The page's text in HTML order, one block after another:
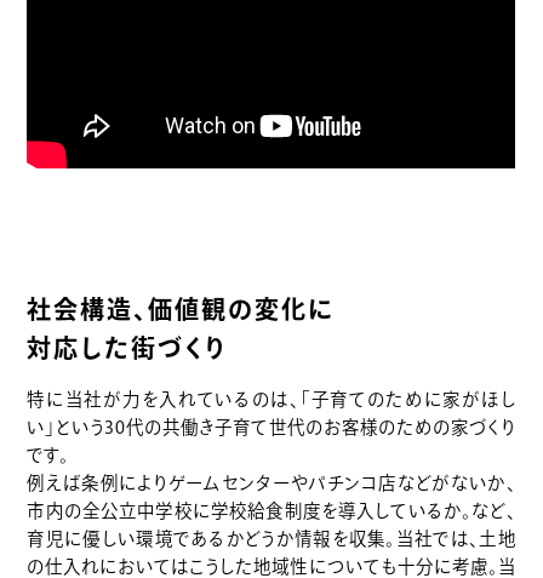
社会構造、価値観の変化に
対応した街づくり
特に当社が力を入れているのは、「子育てのために家がほし
い」という30代の共働き子育て世代のお客様のための家づくり
です。
例えば条例によりゲームセンターやパチンコ店などがないか、
市内の全公立中学校に学校給食制度を導入しているか。など、
育児に優しい環境であるかどうか情報を収集。当社では、土地
の仕入れにおいてはこうした地域性についても十分に考慮。当